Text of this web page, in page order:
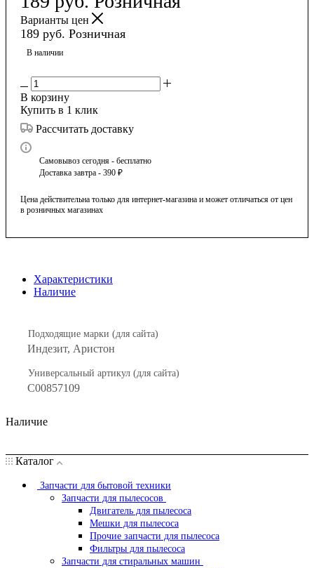
Варианты цен
189 руб. Розничная
В наличии
В корзину
Купить в 1 клик
Рассчитать доставку
Самовывоз сегодня - бесплатно
Доставка завтра - 390 ₽
Цена действительна только для интернет-магазина и может отличаться от цен
в розничных магазинах
Характеристики
Наличие
Подходящие марки (для сайта)
Индезит, Аристон
Универсальный артикул (для сайта)
C00857109
Наличие
Каталог
Запчасти для бытовой техники
Запчасти для пылесосов
Двигатель для пылесоса
Мешки для пылесоса
Прочие запчасти для пылесоса
Фильтры для пылесоса
Запчасти для стиральных машин